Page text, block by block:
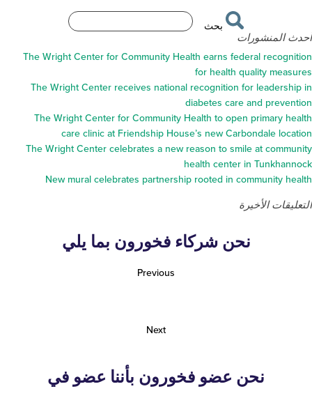
The Wright Center for Community Health earns federal
for health
The Wright Center receives national recognition for
diabetes care and
The Wright Center for Community Health to open
care clinic at Friendship House’s new
The Wright Center celebrates a new reason to smile at
health center in
New mural celebrates partnership rooted in
نحن شركاء فخورون بما يلي
نحن عضو فخورون بأننا عضو في